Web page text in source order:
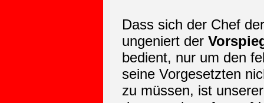
Dass sich der Chef
ungeniert der
bedient, nur um den
seine Vorgesetzten
zu müssen, ist